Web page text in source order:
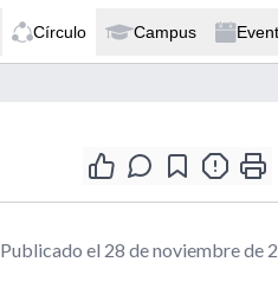
Círculo Campus
Publicado el 28 de noviembre de